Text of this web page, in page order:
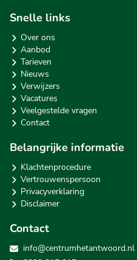
Snelle links
Over ons
Aanbod
Tarieven
Nieuws
Verwijzers
Vacatures
Veelgestelde vragen
Contact
Belangrijke informatie
Klachtenprocedure
Vertrouwenspersoon
Privacyverklaring
Disclaimer
Contact
info@centrumhetantwoord.nl